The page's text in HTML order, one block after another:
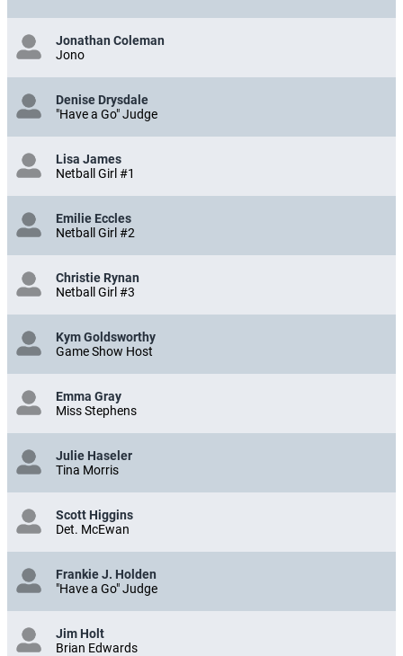
Jonathan Coleman
Jono
Denise Drysdale
"Have a Go" Judge
Lisa James
Netball Girl #1
Emilie Eccles
Netball Girl #2
Christie Rynan
Netball Girl #3
Kym Goldsworthy
Game Show Host
Emma Gray
Miss Stephens
Julie Haseler
Tina Morris
Scott Higgins
Det. McEwan
Frankie J. Holden
"Have a Go" Judge
Jim Holt
Brian Edwards